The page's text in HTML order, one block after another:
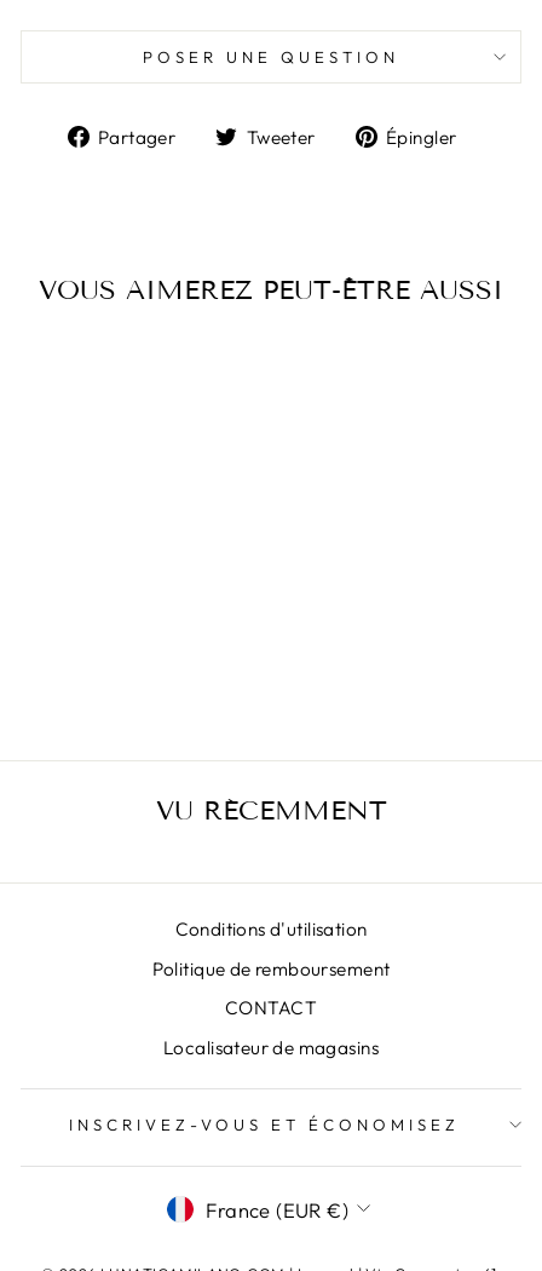
POSER UNE QUESTION
Partager
PartagerTweeter
TweeterÉpingler
VOUS AIMEREZ PEUT-ÊTRE AUSSI
VU RÉCEMMENT
Conditions d'utilisation
Politique de remboursement
CONTACT
Localisateur de magasins
INSCRIVEZ-VOUS ET ÉCONOMISEZ
DEVISE
France (EUR €)